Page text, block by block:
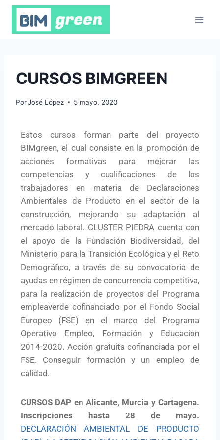
CURSOS BIMGREEN
PorJosé López 5 mayo, 2020
Estos cursos forman parte del proyecto
BIMgreen, el cual consiste en la promoción de
acciones formativas para mejorar las
competencias y cualificaciones de los
trabajadores en materia de Declaraciones
Ambientales de Producto en el sector de la
construcción, mejorando su adaptación al
mercado laboral. CLUSTER PIEDRA cuenta con
el apoyo de la Fundación Biodiversidad, del
Ministerio para la Transición Ecológica y el Reto
Demográfico, a través de su convocatoria de
ayudas en régimen de concurrencia competitiva,
para la realización de proyectos del Programa
empleaverde cofinanciado por el Fondo Social
Europeo (FSE) en el marco del Programa
Operativo Empleo, Formación y Educación
2014-2020. Acción gratuita cofinanciada por el
FSE. Conseguir formación y un empleo de
calidad.
CURSOS DAP en Alicante, Murcia y Cartagena.
Inscripciones hasta 28 de mayo.
DECLARACIÓN AMBIENTAL DE PRODUCTO